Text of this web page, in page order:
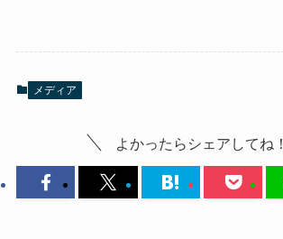
メディア
よかったらシェアしてね！